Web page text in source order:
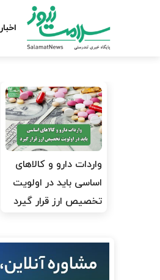
واردات دارو و کالاهای
اساسی باید در اولویت
تخصیص ارز قرار گیرد